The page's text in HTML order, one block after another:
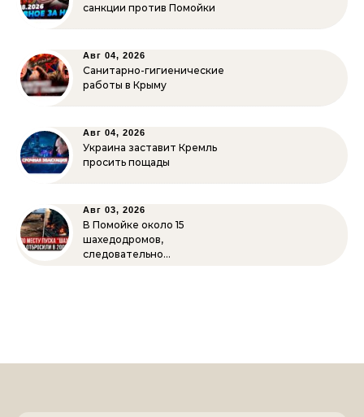
санкции против Помойки
Авг 04, 2026
Санитарно-гигиенические
работы в Крыму
Авг 04, 2026
Украина заставит Кремль
просить пощады
Авг 03, 2026
В Помойке около 15
шахедодромов,
следовательно…